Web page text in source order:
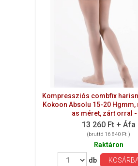
Kompressziós combfix
Kokoon Absolu 15-20 Hgmm,
as méret, zárt orral -
13 260 Ft + Áfa
(bruttó 16 840 Ft )
Raktáron
db